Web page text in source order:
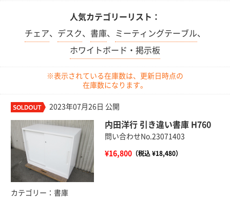
人気カテゴリーリスト：
チェア、 デスク、 書庫、 ミーティングテーブル、
ホワイトボード・掲示板
※表示されている在庫数は、更新日時点の
在庫数になります。
2023年07月26日 公開
内田洋行 引き違い書庫 H760
問い合わせNo.23071403
¥16,800（税込 ¥18,480）
カテゴリー：書庫